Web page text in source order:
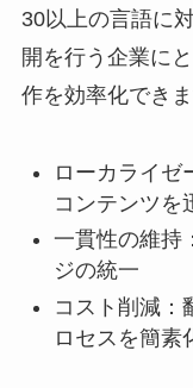
30以上の言語に
開を行う企業に
作を効率化できま
ローカライゼ
コンテンツを
一貫性の維持
ジの統一
コスト削減：
ロセスを簡素